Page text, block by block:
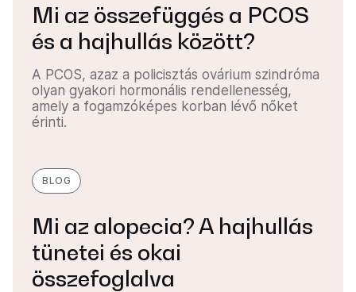
Mi az összefüggés a PCOS
és a hajhullás között?
A PCOS, azaz a policisztás ovárium szindróma
olyan gyakori hormonális rendellenesség,
amely a fogamzóképes korban lévő nőket
érinti.
BLOG
Mi az alopecia? A hajhullás
tünetei és okai
összefoglalva